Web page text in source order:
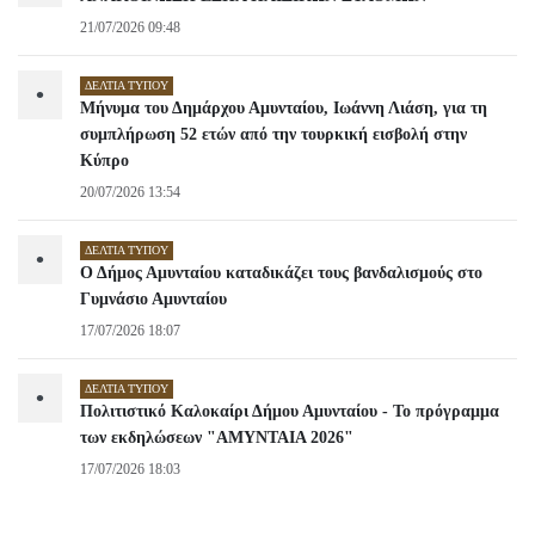
21/07/2026 09:48
• ΔΕΛΤΊΑ ΤΎΠΟΥ
Μήνυμα του Δημάρχου Αμυνταίου, Ιωάννη Λιάση, για τη
συμπλήρωση 52 ετών από την τουρκική εισβολή στην
Κύπρο
20/07/2026 13:54
• ΔΕΛΤΊΑ ΤΎΠΟΥ
Ο Δήμος Αμυνταίου καταδικάζει τους βανδαλισμούς στο
Γυμνάσιο Αμυνταίου
17/07/2026 18:07
• ΔΕΛΤΊΑ ΤΎΠΟΥ
Πολιτιστικό Καλοκαίρι Δήμου Αμυνταίου - Το πρόγραμμα
των εκδηλώσεων "ΑΜΥΝΤΑΙΑ 2026"
17/07/2026 18:03